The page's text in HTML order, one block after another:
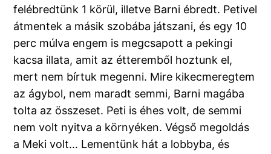
felébredtünk 1 körül, illetve Barni ébredt. Petivel
átmentek a másik szobába játszani, és egy 10
perc múlva engem is megcsapott a pekingi
kacsa illata, amit az étteremből hoztunk el,
mert nem bírtuk megenni. Mire kikecmeregtem
az ágybol, nem maradt semmi, Barni magába
tolta az összeset. Peti is éhes volt, de semmi
nem volt nyitva a környéken. Végső megoldás
a Meki volt… Lementünk hát a lobbyba, és